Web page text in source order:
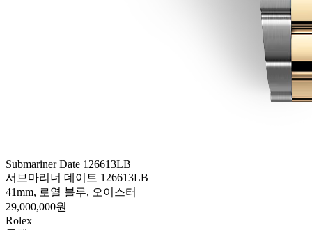
Submariner Date 126613LB
서브마리너 데이트 126613LB
41mm, 로열 블루, 오이스터
29,000,000원
Rolex